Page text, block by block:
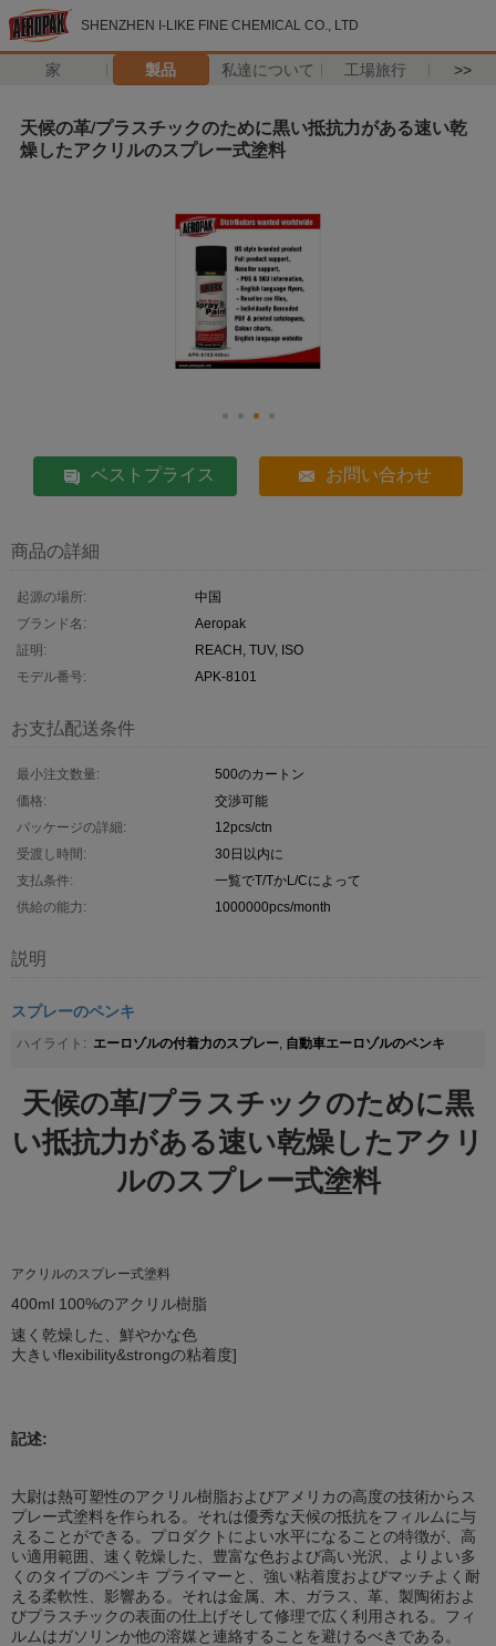
SHENZHEN I-LIKE FINE CHEMICAL CO., LTD
家 製品 私達について 工場旅行 >>
天候の革/プラスチックのために黒い抵抗力がある速い乾
燥したアクリルのスプレー式塗料
ベストプライス お問い合わせ
商品の詳細
起源の場所:
中国
ブランド名:
Aeropak
証明:
REACH, TUV, ISO
モデル番号:
APK-8101
お支払配送条件
最小注文数量:
500のカートン
価格:
交渉可能
パッケージの詳細:
12pcs/ctn
受渡し時間:
30日以内に
支払条件:
一覧でT/TかL/Cによって
供給の能力:
1000000pcs/month
説明
スプレーのペンキ
ハイライト: エーロゾルの付着力のスプレー, 自動車エーロゾルのペンキ
天候の革/プラスチックのために黒
い抵抗力がある速い乾燥したアクリ
ルのスプレー式塗料
アクリルのスプレー式塗料
400ml 100%のアクリル樹脂
速く乾燥した、鮮やかな色
大きいflexibility&strongの粘着度]
記述:
大尉は熱可塑性のアクリル樹脂およびアメリカの高度の技術からス
プレー式塗料を作られる。それは優秀な天候の抵抗をフィルムに与
えることができる。プロダクトによい水平になることの特徴が、高
い適用範囲、速く乾燥した、豊富な色および高い光沢、よりよい多
くのタイプのペンキ プライマーと、強い粘着度およびマッチよく耐
える柔軟性、影響ある。それは金属、木、ガラス、革、製陶術およ
びプラスチックの表面の仕上げそして修理で広く利用される。フィ
ルムはガソリンか他の溶媒と連絡することを避けるべきである。